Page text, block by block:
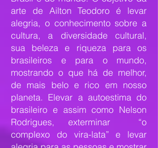
arte de Ailton Teodoro é levar
alegria, o conhecimento sobre a
cultura, a diversidade cultural,
sua beleza e riqueza para os
brasileiros e para o mundo,
mostrando o que há de melhor,
de mais belo e rico em nosso
planeta. Elevar a autoestima do
brasileiro e assim como Nelson
Rodrigues, exterminar “o
complexo do vira-lata” e levar